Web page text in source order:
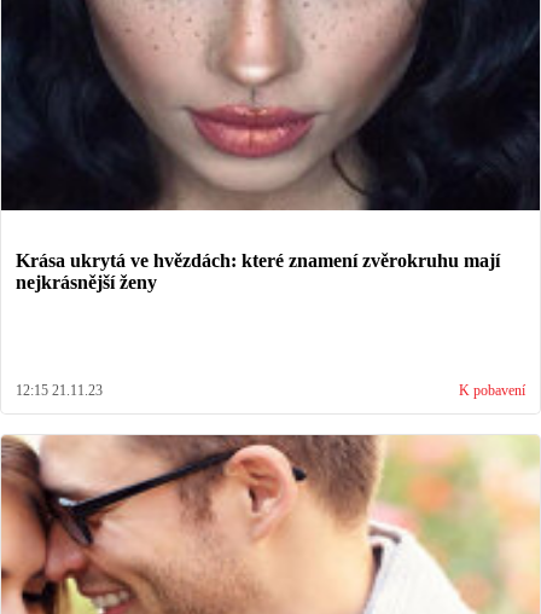
Krása ukrytá ve hvězdách: které znamení zvěrokruhu mají
nejkrásnější ženy
12:15 21.11.23 K pobavení